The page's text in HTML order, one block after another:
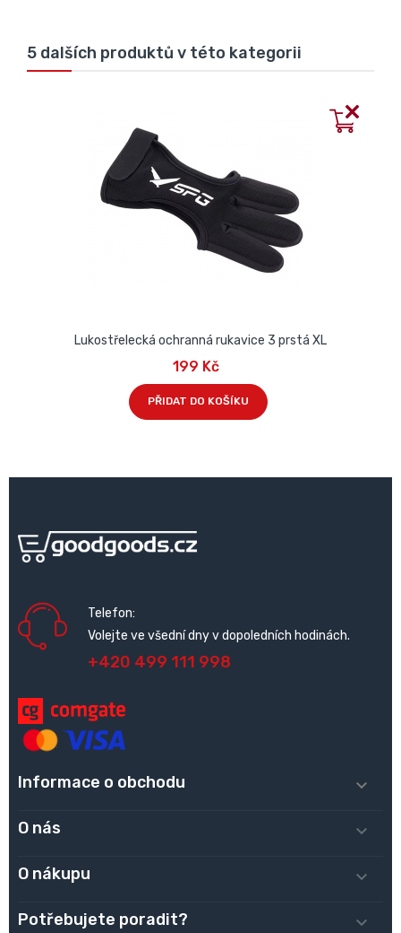
5 dalších produktů v této kategorii
Lukostřelecká ochranná rukavice 3 prstá XL
199 Kč
PŘIDAT DO KOŠÍKU
Telefon:
Volejte ve všední dny v dopoledních hodinách.
+420 499 111 998
Informace o obchodu 
O nás 
O nákupu 
Potřebujete poradit? 